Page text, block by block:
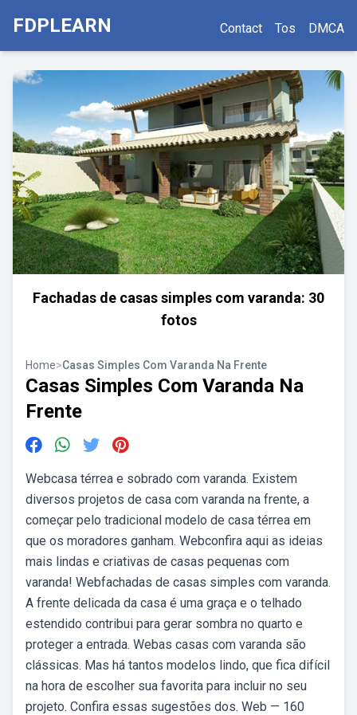
FDPLEARN Contact Tos DMCA
Fachadas de casas simples com varanda: 30
fotos
Home>Casas Simples Com Varanda Na Frente
Casas Simples Com Varanda Na
Frente
Webcasa térrea e sobrado com varanda. Existem
diversos projetos de casa com varanda na frente, a
começar pelo tradicional modelo de casa térrea em
que os moradores ganham. Webconfira aqui as ideias
mais lindas e criativas de casas pequenas com
varanda! Webfachadas de casas simples com varanda.
A frente delicada da casa é uma graça e o telhado
estendido contribui para gerar sombra no quarto e
proteger a entrada. Webas casas com varanda são
clássicas. Mas há tantos modelos lindo, que fica difícil
na hora de escolher sua favorita para incluir no seu
projeto. Confira essas sugestões dos. Web — 160